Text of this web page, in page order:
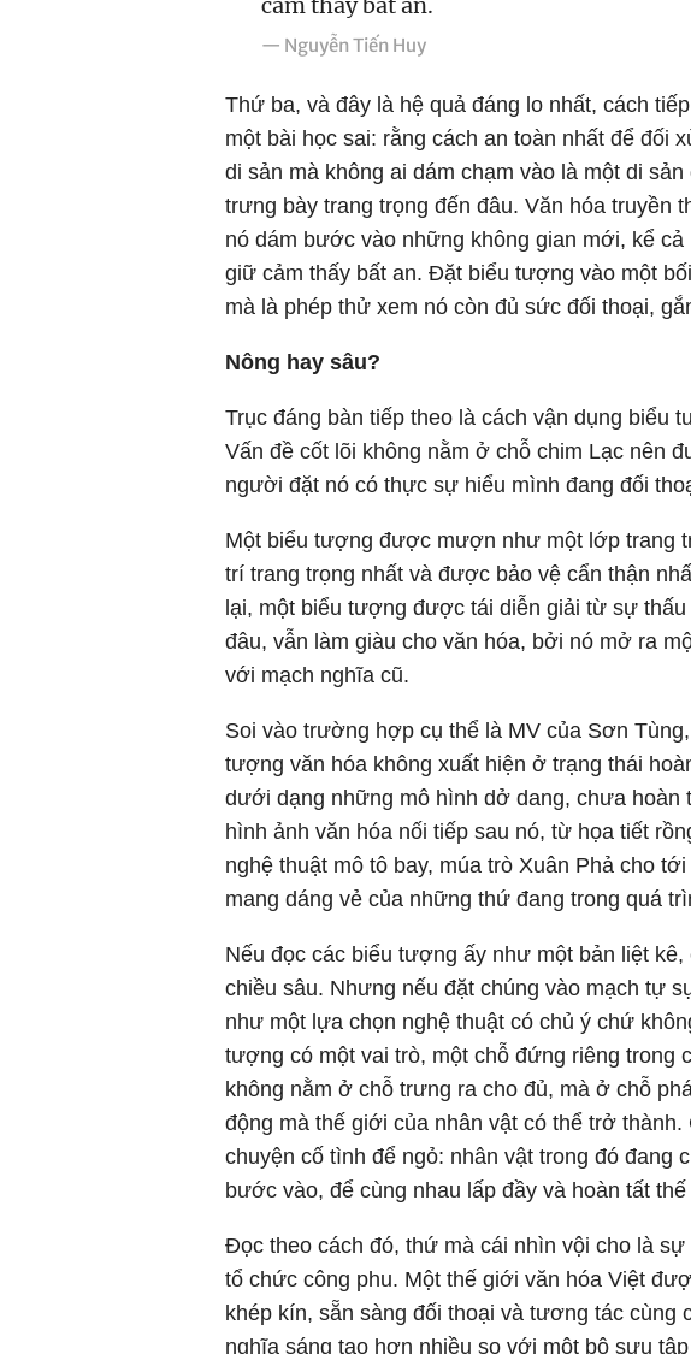
— Nguyễn Tiến Huy
Thứ ba, và đây là hệ quả đáng lo nhất, cách
một bài học sai: rằng cách an toàn nhất để đối
di sản mà không ai dám chạm vào là một di
trưng bày trang trọng đến đâu. Văn hóa truyền
nó dám bước vào những không gian mới, kể
giữ cảm thấy bất an. Đặt biểu tượng vào một
mà là phép thử xem nó còn đủ sức đối thoại,
Nông hay sâu?
Trục đáng bàn tiếp theo là cách vận dụng biểu
Vấn đề cốt lõi không nằm ở chỗ chim Lạc nên
người đặt nó có thực sự hiểu mình đang đối
Một biểu tượng được mượn như một lớp trang
trí trang trọng nhất và được bảo vệ cẩn thận
lại, một biểu tượng được tái diễn giải từ sự
đâu, vẫn làm giàu cho văn hóa, bởi nó mở ra
với mạch nghĩa cũ.
Soi vào trường hợp cụ thể là MV của Sơn
tượng văn hóa không xuất hiện ở trạng thái
dưới dạng những mô hình dở dang, chưa hoàn
hình ảnh văn hóa nối tiếp sau nó, từ họa tiết
nghệ thuật mô tô bay, múa trò Xuân Phả cho
mang dáng vẻ của những thứ đang trong quá
Nếu đọc các biểu tượng ấy như một bản liệt
chiều sâu. Nhưng nếu đặt chúng vào mạch tự
như một lựa chọn nghệ thuật có chủ ý chứ
tượng có một vai trò, một chỗ đứng riêng trong
không nằm ở chỗ trưng ra cho đủ, mà ở chỗ
động mà thế giới của nhân vật có thể trở
chuyện cố tình để ngỏ: nhân vật trong đó
bước vào, để cùng nhau lấp đầy và hoàn tất
Đọc theo cách đó, thứ mà cái nhìn vội cho là
tổ chức công phu. Một thế giới văn hóa Việt
khép kín, sẵn sàng đối thoại và tương tác cùng
nghĩa sáng tạo hơn nhiều so với một bộ sưu